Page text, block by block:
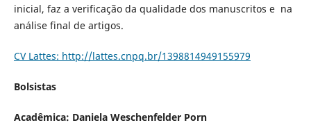
inicial, faz a verificação da qualidade dos manuscritos e na
análise final de artigos.
CV Lattes: http://lattes.cnpq.br/1398814949155979
Bolsistas
Acadêmica: Daniela Weschenfelder Porn